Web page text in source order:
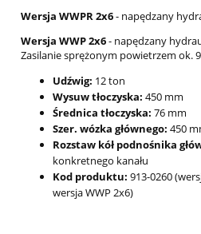
Wersja WWPR 2x6- napędzany
Wersja WWP 2x6- napędzany
Zasilanie sprężonym powietrzem ok.
Udźwig: 12 ton
Wysuw tłoczyska: 450 mm
Średnica tłoczyska: 76 mm
Szer. wózka głównego: 450
Rozstaw kół podnośnika
konkretnego kanału
Kod produktu: 913-0260
wersja WWP 2x6)